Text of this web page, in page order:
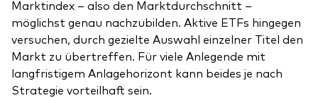
Marktindex – also den Marktdurchschnitt –
möglichst genau nachzubilden. Aktive ETFs hingegen
versuchen, durch gezielte Auswahl einzelner Titel den
Markt zu übertreffen. Für viele Anlegende mit
langfristigem Anlagehorizont kann beides je nach
Strategie vorteilhaft sein.